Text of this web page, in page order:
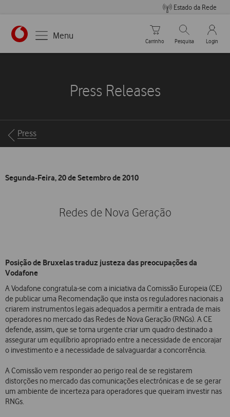
Estado da Rede
https://www.vodafone.pt
Menu
Carrinho de compras
Carrinho
Pesquisar
Pesquisa
My
Login
Press Releases
Breadcrumbs
Press
Segunda-Feira, 20 de Setembro de 2010
Redes de Nova Geração
Posição de Bruxelas traduz justeza das preocupações da
Vodafone
A Vodafone congratula-se com a iniciativa da Comissão Europeia (CE)
de publicar uma Recomendação que insta os reguladores nacionais a
criarem instrumentos legais adequados a permitir a entrada de mais
operadores no mercado das Redes de Nova Geração (RNGs). A CE
defende, assim, que se torna urgente criar um quadro destinado a
assegurar um equilíbrio apropriado entre a necessidade de encorajar
o investimento e a necessidade de salvaguardar a concorrência.
A Comissão vem responder ao perigo real de se registarem
distorções no mercado das comunicações electrónicas e de se gerar
um ambiente de incerteza para operadores que queiram investir nas
RNGs.